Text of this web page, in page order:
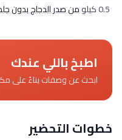
0.5 كيلو من صدر الدجاج بدون
اطبخ باللي عندك
ابحث عن وصفات بناءً على
خطوات التحضير